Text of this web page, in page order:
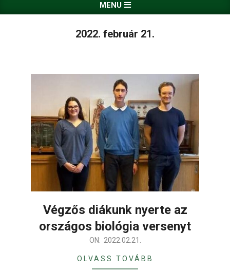
Navigation
MENU
2022. február 21.
Végzős diákunk nyerte az
országos biológia versenyt
ON: 2022.02.21.
OLVASS TOVÁBB